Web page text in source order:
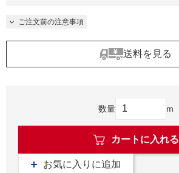
ご注文前の注意事項
送料を見る
数量 m
カートに入れる
お気に入りに追加